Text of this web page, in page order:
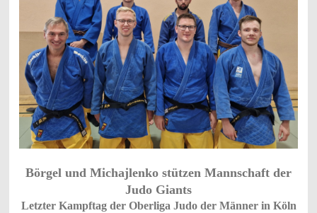
Börgel und Michajlenko stützen Mannschaft der
Judo Giants
Letzter Kampftag der Oberliga Judo der Männer in Köln